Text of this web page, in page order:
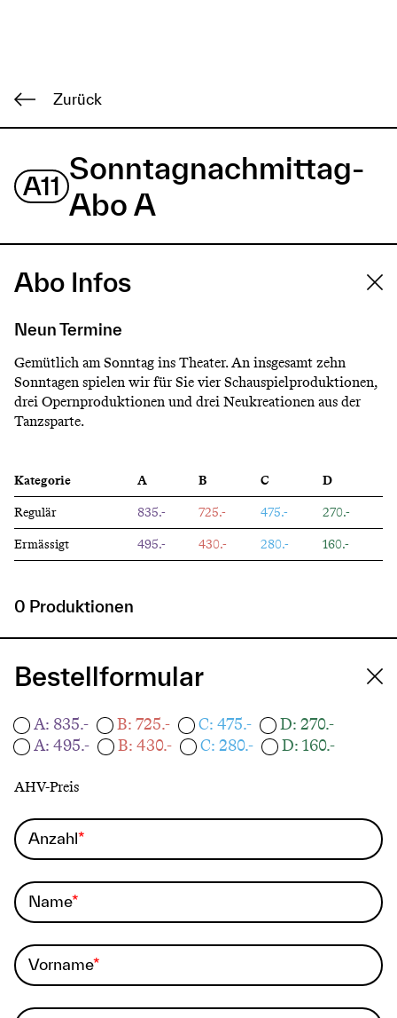
zum
u
p
m
n
ü
Zurück
A11
Sonntagnachmittag-
Abo A
Abo Infos
Neun Termine
Gemütlich am Sonntag ins Theater. An insgesamt zehn
Sonntagen spielen wir für Sie vier Schauspielproduktionen,
drei Opernproduktionen und drei Neukreationen aus der
Tanzsparte.
Kategorie A B C
D
Regulär
835.- 725.- 475.-
270.-
Ermässigt
495.- 430.- 280.- 160.-
0 Produktionen
Bestellformular
A: 835.- B: 725.- C: 475.-
D: 270.-
A: 495.-
B: 430.- C: 280.- D: 160.-
AHV-Preis
Anzahl
Name
Vorname